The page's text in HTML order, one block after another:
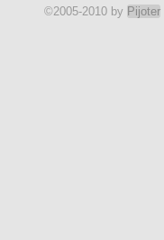
©2005-2010 by Pijoter